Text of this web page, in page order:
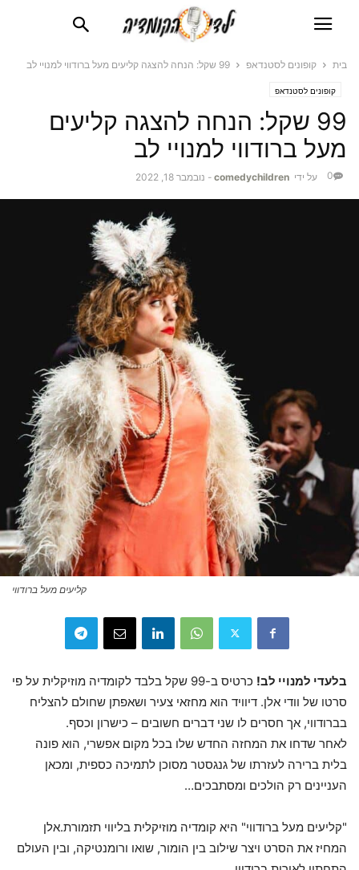
בית קופונים לסטנדאפ 99 שקל: הנחה להצגה קליעים מעל ברודווי למנויי לב
קופונים לסטנדאפ
99 שקל: הנחה להצגה קליעים
מעל ברודווי למנויי לב
על ידי comedychildren
- נובמבר 18, 2022 0
קליעים מעל ברודווי
בלעדי למנויי לב!
כרטיס ב-99 שקל בלבד לקומדיה מוזיקלית על פי
סרטו של וודי אלן. דיוויד הוא מחזאי צעיר ושאפתן שחולם להצליח
בברודווי, אך חסרים לו שני דברים חשובים – כישרון וכסף.
לאחר שדחו את המחזה החדש שלו בכל מקום אפשרי, הוא פונה
בלית ברירה לעזרתו של גנגסטר מסוכן לתמיכה כספית, ומכאן
העניינים רק הולכים ומסתבכים…
"קליעים מעל ברודווי" היא קומדיה מוזיקלית בליווי תזמורת.אלן
המחיז את הסרט ויצר שילוב בין הומור, שואו ורומנטיקה, ובין העולם